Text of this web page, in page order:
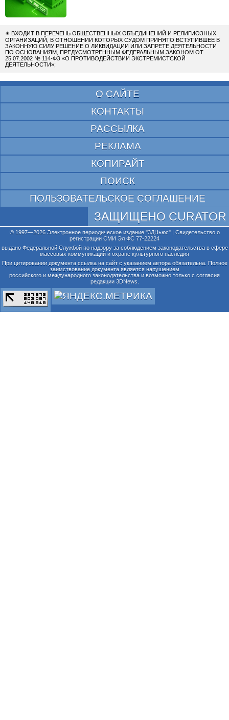
✴ ВХОДИТ В ПЕРЕЧЕНЬ ОБЩЕСТВЕННЫХ ОБЪЕДИНЕНИЙ И РЕЛИГИОЗНЫХ
ОРГАНИЗАЦИЙ, В ОТНОШЕНИИ КОТОРЫХ СУДОМ ПРИНЯТО ВСТУПИВШЕЕ В
ЗАКОННУЮ СИЛУ РЕШЕНИЕ О ЛИКВИДАЦИИ ИЛИ ЗАПРЕТЕ ДЕЯТЕЛЬНОСТИ
ПО ОСНОВАНИЯМ, ПРЕДУСМОТРЕННЫМ ФЕДЕРАЛЬНЫМ ЗАКОНОМ ОТ
25.07.2002 № 114-ФЗ «О ПРОТИВОДЕЙСТВИИ ЭКСТРЕМИСТСКОЙ
ДЕЯТЕЛЬНОСТИ»;
О САЙТЕ
КОНТАКТЫ
РАССЫЛКА
РЕКЛАМА
КОПИРАЙТ
ПОИСК
ПОЛЬЗОВАТЕЛЬСКОЕ СОГЛАШЕНИЕ
ЗАЩИЩЕНО CURATOR
© 1997—2026 Электронное периодическое издание "3ДНьюс" | Свидетельство о
регистрации СМИ Эл ФС 77-22224
выдано Федеральной Службой по надзору за соблюдением законодательства в сфере
массовых коммуникаций и охране культурного наследия
При цитировании документа ссылка на сайт с указанием автора обязательна. Полное
заимствование документа является нарушением
российского и международного законодательства и возможно только с согласия
редакции 3DNews.